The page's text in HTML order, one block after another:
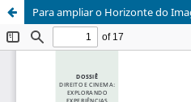
Para ampliar o Horizonte do